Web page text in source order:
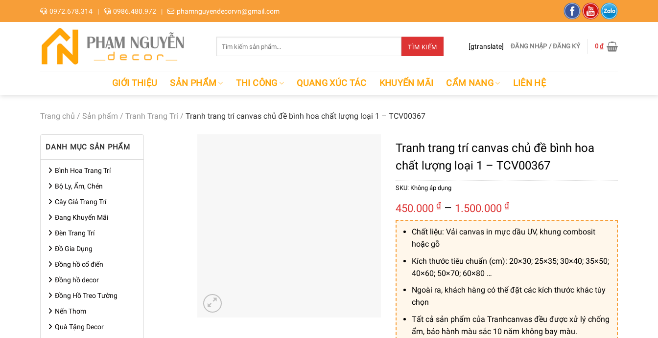
0972.678.314 0986.480.972 phamnguyendecorvn@gmail.com
Tìm
kiếm:
TÌM KIẾM [gtranslate] ĐĂNG NHẬP / ĐĂNG KÝ 0₫
GIỚI THIỆU SẢN PHẨM THI CÔNG QUANG XÚC TÁC KHUYẾN MÃI CẨM NANG LIÊN HỆ
Trang chủ / Sản phẩm / Tranh Trang Trí / Tranh trang trí canvas chủ đề bình hoa chất lượng loại 1 – TCV00367
DANH MỤC SẢN PHẨM
Bình Hoa Trang Trí
Bộ Ly, Ấm, Chén
Cây Giả Trang Trí
Đang Khuyến Mãi
Đèn Trang Trí
Đồ Gia Dụng
Đồng hồ cổ điển
Đồng hồ decor
Đồng Hồ Treo Tường
Nến Thơm
Quà Tặng Decor
Tranh trang trí canvas chủ đề bình hoa
chất lượng loại 1 – TCV00367
SKU: Không áp dụng
450.000 ₫ – 1.500.000 ₫Khoảng
giá:
từ
đến
1.500.000 ₫
Chất liệu: Vải canvas in mực dầu UV, khung combosit
hoặc gỗ
Kích thước tiêu chuẩn (cm): 20×30; 25×35; 30×40; 35×50;
40×60; 50×70; 60×80 …
Ngoài ra, khách hàng có thể đặt các kích thước khác tùy
chọn
Tất cả sản phẩm của Tranhcanvas đều được xử lý chống
ẩm, bảo hành màu sắc 10 năm không bay màu.